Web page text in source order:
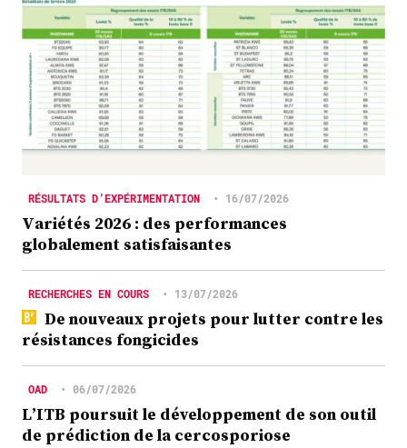
RÉSULTATS D’EXPÉRIMENTATION • 16/07/2026
Variétés 2026 : des performances
globalement satisfaisantes
RECHERCHES EN COURS • 13/07/2026
De nouveaux projets pour lutter contre les
résistances fongicides
OAD • 06/07/2026
L’ITB poursuit le développement de son outil
de prédiction de la cercosporiose